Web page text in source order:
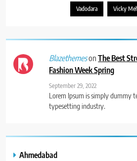
Vadodara Vicky
BlazethemesonThe Best
Fashion Week Spring
September 29, 2022
Lorem Ipsum is simply dummy
typesetting industry.
Ahmedabad